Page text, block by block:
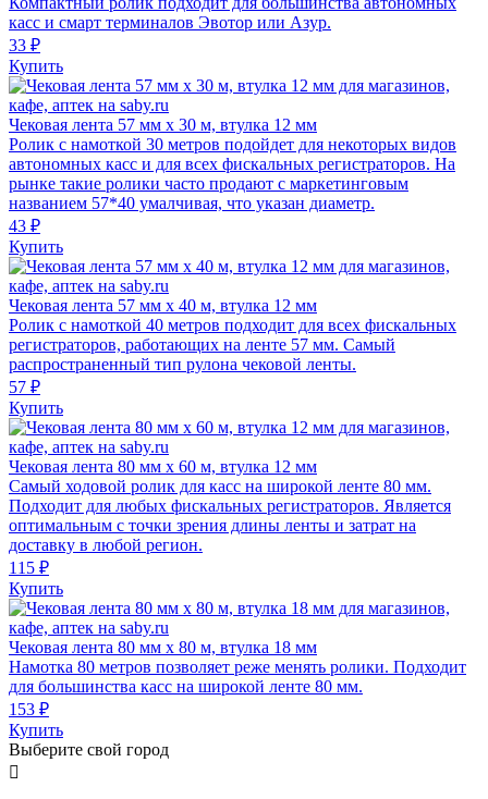
касс и смарт терминалов Эвотор или Азур.
33 ₽
Купить
Чековая лента 57 мм x 30 м, втулка 12 мм
Ролик с намоткой 30 метров подойдет для некоторых видов
автономных касс и для всех фискальных регистраторов. На
рынке такие ролики часто продают с маркетинговым
названием 57*40 умалчивая, что указан диаметр.
43 ₽
Купить
Чековая лента 57 мм x 40 м, втулка 12 мм
Ролик с намоткой 40 метров подходит для всех фискальных
регистраторов, работающих на ленте 57 мм. Самый
распространенный тип рулона чековой ленты.
57 ₽
Купить
Чековая лента 80 мм x 60 м, втулка 12 мм
Самый ходовой ролик для касс на широкой ленте 80 мм.
Подходит для любых фискальных регистраторов. Является
оптимальным с точки зрения длины ленты и затрат на
доставку в любой регион.
115 ₽
Купить
Чековая лента 80 мм х 80 м, втулка 18 мм
Намотка 80 метров позволяет реже менять ролики. Подходит
для большинства касс на широкой ленте 80 мм.
153 ₽
Купить
Выберите свой город
